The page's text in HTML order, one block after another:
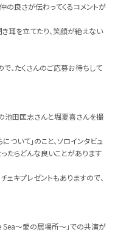
の良さが伝わってくるコメントが
耳を立てたり、笑顔が絶えない
、たくさんのご応募お待ちして
池田匡志さんと堀夏喜さんを撮
ついて」のこと、ソロインタビュ
たらどんな良いことがあります
ェキプレゼントもありますので、
Sea～愛の居場所～」での共演が